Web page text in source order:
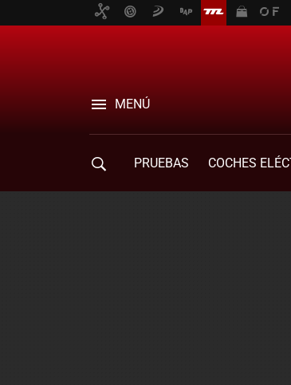
MENÚ
PRUEBAS COCHES